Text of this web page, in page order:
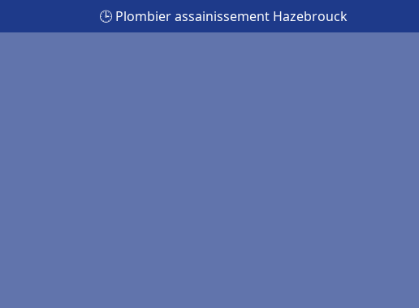
🕒 Plombier assainissement Hazebrouck